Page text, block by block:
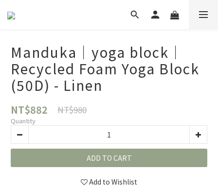
Manduka｜yoga block｜
Recycled Foam Yoga Block
(50D) - Linen
NT$882 NT$980
Quantity
ADD TO CART
Add to Wishlist